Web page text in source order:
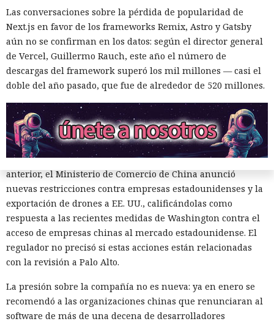
territorio del país, citando riesgos para la infraestructura
informática crítica y la seguridad nacional.
El regulador no nombró productos concretos de la compañía
sujetos a revisión, no reveló la naturaleza de posibles
vulnerabilidades ni precisó qué medidas podrían seguir en
caso de detectarse incumplimientos.
La decisión se produjo en medio del empeoramiento de las
disputas comerciales y tecnológicas entre Pekín y
Washington, que ponen en peligro la frágil tregua
alcanzada en las últimas cumbres bilaterales. El día
anterior, el Ministerio de Comercio de China anunció
nuevas restricciones contra empresas estadounidenses y la
exportación de drones a EE. UU., calificándolas como
respuesta a las recientes medidas de Washington contra el
acceso de empresas chinas al mercado estadounidense. El
regulador no precisó si estas acciones están relacionadas
con la revisión a Palo Alto.
La presión sobre la compañía no es nueva: ya en enero se
recomendó a las organizaciones chinas que renunciaran al
software de más de una decena de desarrolladores
Las conversaciones sobre la pérdida de popularidad de
Next.js en favor de los frameworks Remix, Astro y Gatsby
aún no se confirman en los datos: según el director general
de Vercel, Guillermo Rauch, este año el número de
descargas del framework superó los mil millones — casi el
doble del año pasado, que fue de alrededor de 520 millones.
El sonado hackeo a Snowflake
no quedó impune: detenido el
autor, ya espera sentencia en